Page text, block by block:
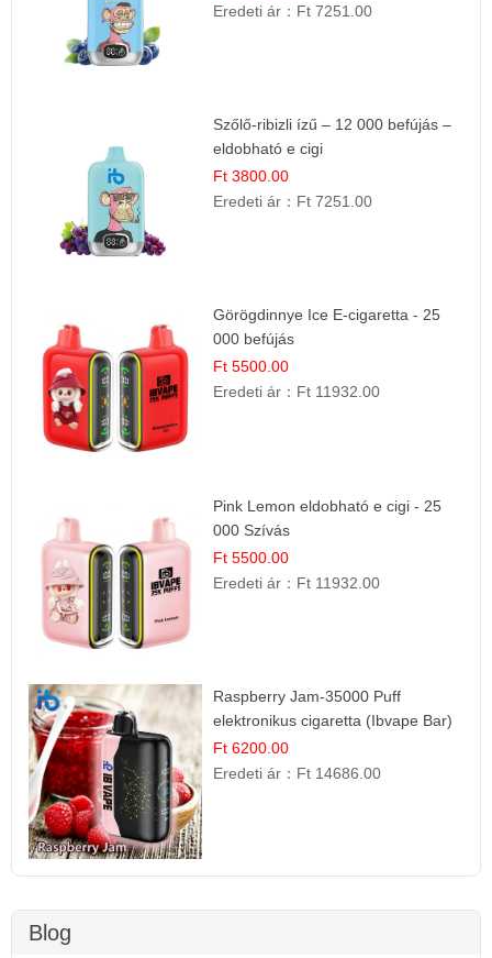
Eredeti ár： Ft 7251.00
Szőlő-ribizli ízű – 12 000 befújás –
eldobható e cigi
Ft 3800.00
Eredeti ár： Ft 7251.00
Görögdinnye Ice E-cigaretta - 25
000 befújás
Ft 5500.00
Eredeti ár： Ft 11932.00
Pink Lemon eldobható e cigi - 25
000 Szívás
Ft 5500.00
Eredeti ár： Ft 11932.00
Raspberry Jam-35000 Puff
elektronikus cigaretta (Ibvape Bar)
Ft 6200.00
Eredeti ár： Ft 14686.00
Blog